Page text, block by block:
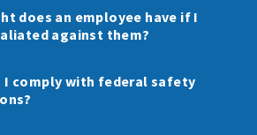
does an employee have if I
against them?
I comply with federal safety